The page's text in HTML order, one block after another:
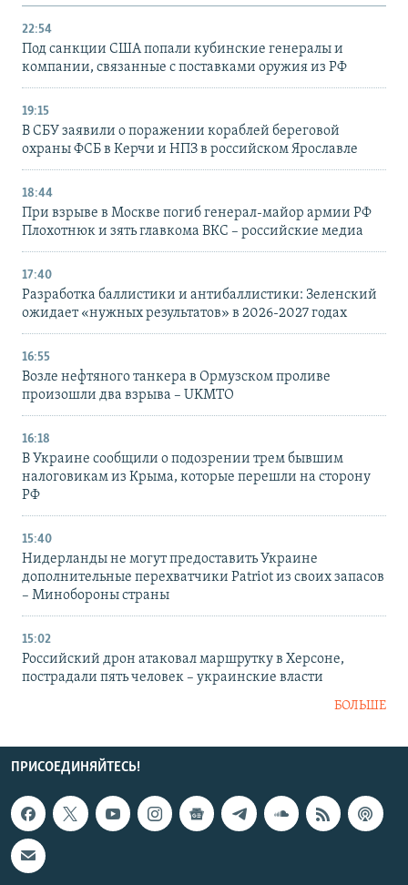
22:54
Под санкции США попали кубинские генералы и
компании, связанные с поставками оружия из РФ
19:15
В СБУ заявили о поражении кораблей береговой
охраны ФСБ в Керчи и НПЗ в российском Ярославле
18:44
При взрыве в Москве погиб генерал-майор армии РФ
Плохотнюк и зять главкома ВКС – российские медиа
17:40
Разработка баллистики и антибаллистики: Зеленский
ожидает «нужных результатов» в 2026-2027 годах
16:55
Возле нефтяного танкера в Ормузском проливе
произошли два взрыва – UKMTO
16:18
В Украине сообщили о подозрении трем бывшим
налоговикам из Крыма, которые перешли на сторону
РФ
15:40
Нидерланды не могут предоставить Украине
дополнительные перехватчики Patriot из своих запасов
– Минобороны страны
15:02
Российский дрон атаковал маршрутку в Херсоне,
пострадали пять человек – украинские власти
БОЛЬШЕ
ПРИСОЕДИНЯЙТЕСЬ!